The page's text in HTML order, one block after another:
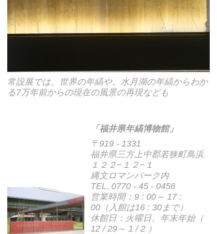
常設展では、世界の年縞や、水月湖の年縞からわか
る7万年前からの現在の風景の再現なども
「福井県年縞博物館」
〒919 - 1331
福井県三方上中郡若狭町鳥浜
１２２−１２−１
縄文ロマンパーク内
TEL. 0770 - 45 - 0456
営業時間：9 : 00～ 17 :
00（入館は16 : 30まで）
休館日：火曜日、年末年始（
12 / 29～ 1 / 2 ）